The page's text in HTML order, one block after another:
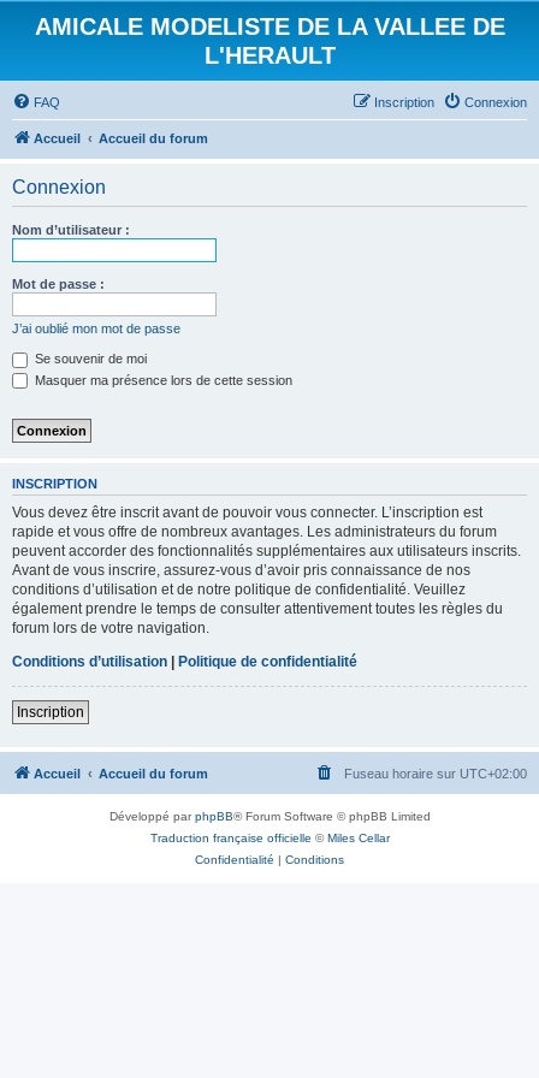
AMICALE MODELISTE DE LA VALLEE DE
L'HERAULT
FAQ Connexion
Inscription
Accueil Accueil du forum
Connexion
Nom d’utilisateur :
Mot de passe :
J’ai oublié mon mot de passe
Se souvenir de moi
Masquer ma présence lors de cette session
INSCRIPTION
Vous devez être inscrit avant de pouvoir vous connecter. L’inscription est
rapide et vous offre de nombreux avantages. Les administrateurs du forum
peuvent accorder des fonctionnalités supplémentaires aux utilisateurs inscrits.
Avant de vous inscrire, assurez-vous d’avoir pris connaissance de nos
conditions d’utilisation et de notre politique de confidentialité. Veuillez
également prendre le temps de consulter attentivement toutes les règles du
forum lors de votre navigation.
Conditions d’utilisation | Politique de confidentialité
Inscription
Accueil Accueil du forum Fuseau horaire sur UTC+02:00
Développé parphpBB® Forum Software © phpBB Limited
Traduction française officielle ©Miles Cellar
Confidentialité | Conditions